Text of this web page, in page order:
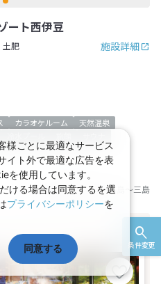
条件変更
ート西伊豆
施設詳細
土肥
カラオケルーム
天然温泉
基準JR乗車区間：広島 ～三島
様ごとに最適なサービス
イト外で最適な広告を表
を使用しています。
ける場合は同意するを選
プライバシーポリシーを
同意する